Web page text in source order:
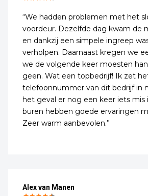
“We hadden problemen met het
voordeur. Dezelfde dag kwam de
en dankzij een simpele ingreep
verholpen. Daarnaast kregen we
we de volgende keer moesten
geen. Wat een topbedrijf! Ik zet
telefoonnummer van dit bedrijf in
het geval er nog een keer iets mis
buren hebben goede ervaringen
Zeer warm aanbevolen.”
Alex van Manen